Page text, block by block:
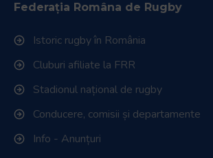
Federația Româna de Rugby
Istoric rugby în România
Cluburi afiliate la FRR
Stadionul național de rugby
Conducere, comisii și departamente
Info - Anunțuri